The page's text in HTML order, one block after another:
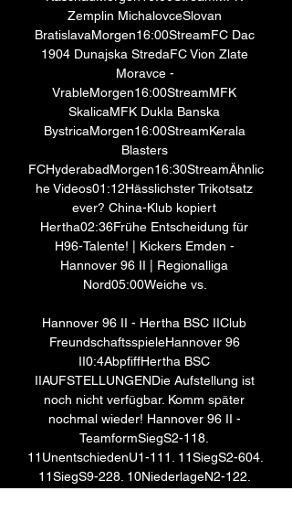
Zemplin MichalovceSlovan
BratislavaMorgen16:00StreamFC Dac
1904 Dunajska StredaFC Vion Zlate
Moravce -
VrableMorgen16:00StreamMFK
SkalicaMFK Dukla Banska
BystricaMorgen16:00StreamKerala
Blasters
FCHyderabadMorgen16:30StreamÄhnlic
he Videos01:12Hässlichster Trikotsatz
ever? China-Klub kopiert
Hertha02:36Frühe Entscheidung für
H96-Talente! | Kickers Emden -
Hannover 96 II | Regionalliga
Nord05:00Weiche vs.
Hannover 96 II - Hertha BSC IIClub
FreundschaftsspieleHannover 96
II0:4AbpfiffHertha BSC
IIAUFSTELLUNGENDie Aufstellung ist
noch nicht verfügbar. Komm später
nochmal wieder! Hannover 96 II -
TeamformSiegS2-118.
11UnentschiedenU1-111. 11SiegS2-604.
11SiegS9-228. 10NiederlageN2-122.